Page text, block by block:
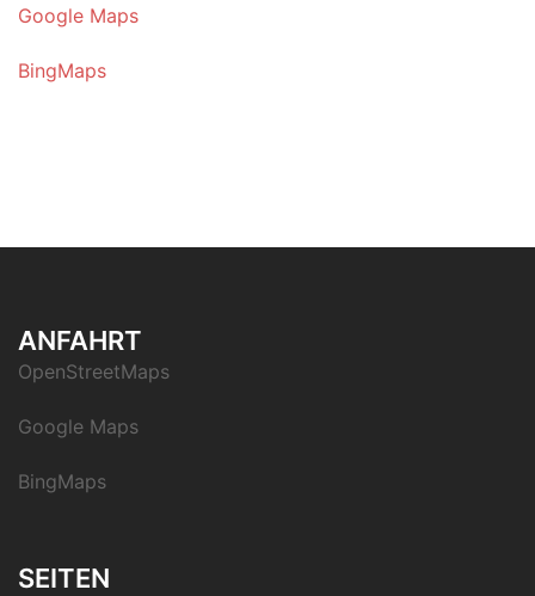
Google Maps
BingMaps
ANFAHRT
OpenStreetMaps
Google Maps
BingMaps
SEITEN